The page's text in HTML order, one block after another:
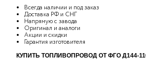
Всегда наличии и под заказ
Доставка РФ и СНГ
Напрямую с завода
Оригинал и аналоги
Акции и скидки
Гарантия изготовителя
КУПИТЬ ТОПЛИВОПРОВОД ОТ ФГО Д144-